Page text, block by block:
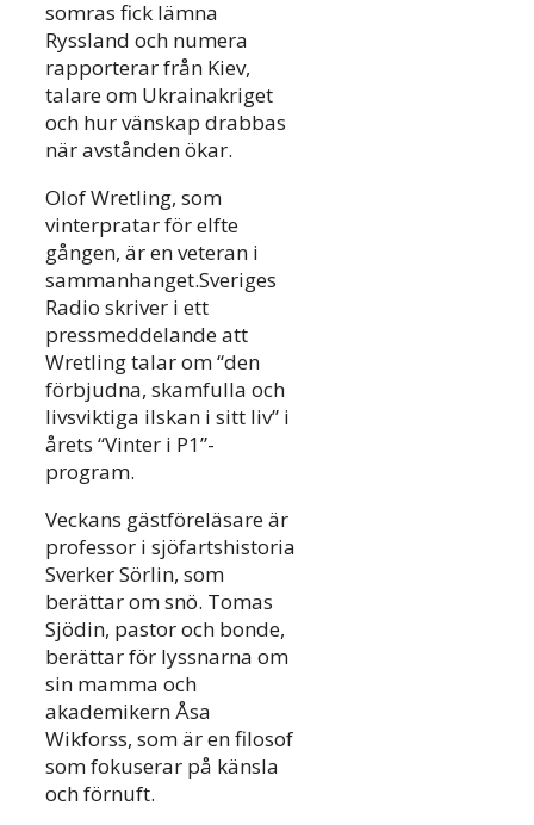
somras fick lämna
Ryssland och numera
rapporterar från Kiev,
talare om Ukrainakriget
och hur vänskap drabbas
när avstånden ökar.
Olof Wretling, som
vinterpratar för elfte
gången, är en veteran i
sammanhanget.Sveriges
Radio skriver i ett
pressmeddelande att
Wretling talar om “den
förbjudna, skamfulla och
livsviktiga ilskan i sitt liv” i
årets “Vinter i P1”-
program.
Veckans gästföreläsare är
professor i sjöfartshistoria
Sverker Sörlin, som
berättar om snö. Tomas
Sjödin, pastor och bonde,
berättar för lyssnarna om
sin mamma och
akademikern Åsa
Wikforss, som är en filosof
som fokuserar på känsla
och förnuft.